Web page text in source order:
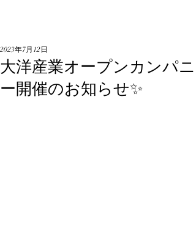
大洋産業オープンカンパニ
ー開催のお知らせ✨
2023年7月12日